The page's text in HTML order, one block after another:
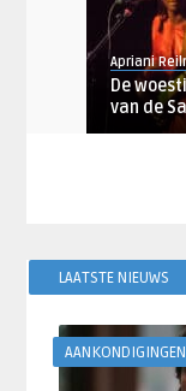
Apriani
De
van de
trekt
LAATSTE NIEUWS
AANKONDIGINGEN